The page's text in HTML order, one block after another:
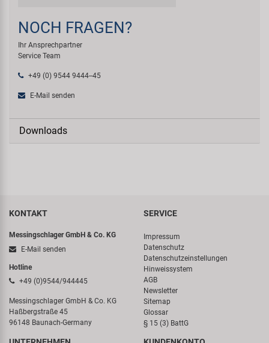
NOCH FRAGEN?
Ihr Ansprechpartner
Service Team
+49 (0) 9544 9444--45
E-Mail senden
Downloads
KONTAKT
Messingschlager GmbH & Co. KG
E-Mail senden
Hotline
+49 (0)9544/944445
Messingschlager GmbH & Co. KG
Haßbergstraße 45
96148 Baunach-Germany
SERVICE
Impressum
Datenschutz
Datenschutzeinstellungen
Hinweissystem
AGB
Newsletter
Sitemap
Glossar
§ 15 (3) BattG